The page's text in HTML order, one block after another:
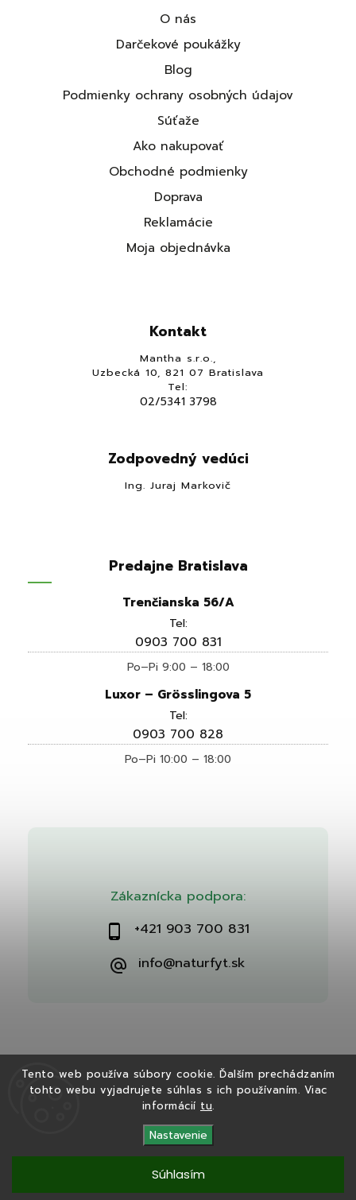
Tento web používa súbory cookie. Ďalším prechádzaním
tohto webu vyjadrujete súhlas s ich používaním. Viac
informácií tu.
Nastavenie
Súhlasím
Zákaznícka podpora:
+421 903 700 831
info@naturfyt.sk
O nás
Darčekové poukážky
Blog
Podmienky ochrany osobných údajov
Súťaže
Ako nakupovať
Obchodné podmienky
Doprava
Reklamácie
Moja objednávka
Kontakt
Mantha s.r.o.,
Uzbecká 10, 821 07 Bratislava
Tel:
02/5341 3798
Zodpovedný vedúci
Ing. Juraj Markovič
Predajne Bratislava
Trenčianska 56/A
Tel:
0903 700 831
Po–Pi 9:00 – 18:00
Luxor – Grösslingova 5
Tel:
0903 700 828
Po–Pi 10:00 – 18:00
Copyright 2026Naturfyt.sk. Všetky práva vyhradené.
| Design